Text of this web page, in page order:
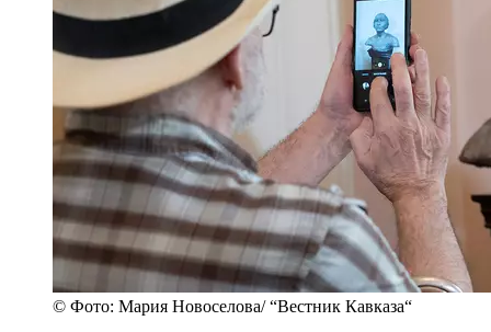
© Фото: Мария Новоселова/ “Вестник Кавказа“